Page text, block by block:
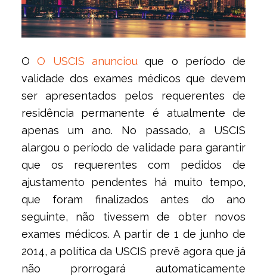
OO USCIS anunciouque o período de
validade dos exames médicos que devem
ser apresentados pelos requerentes de
residência permanente é atualmente de
apenas um ano. No passado, a USCIS
alargou o período de validade para garantir
que os requerentes com pedidos de
ajustamento pendentes há muito tempo,
que foram finalizados antes do ano
seguinte, não tivessem de obter novos
exames médicos. A partir de 1 de junho de
2014, a política da USCIS prevê agora que já
não prorrogará automaticamente